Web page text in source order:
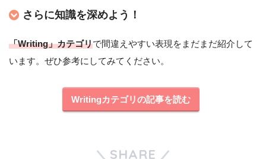
さらに知識を深めよう！
「Writing」カテゴリで間違えやすい表現をまだまだ紹介して
います。ぜひ参考にしてみてください。
Writingカテゴリの記事を読む
SHARE